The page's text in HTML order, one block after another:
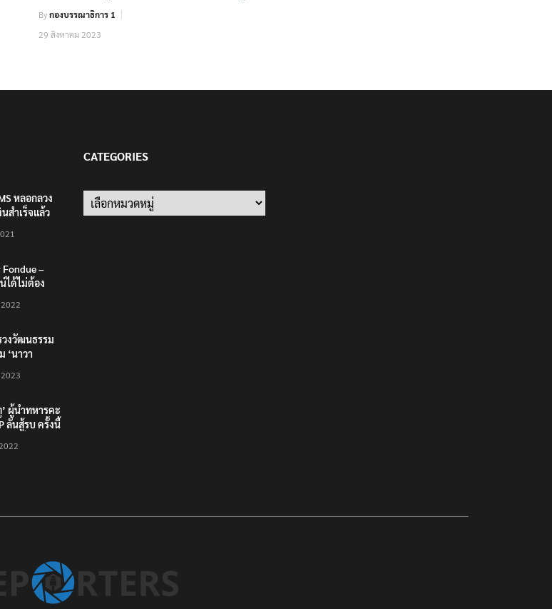
Byกองบรรณาธิการ 1
29 สิงหาคม 2023
หลอกลวง
สำเร็จแล้ว
ท”
–
ได้ไม่ต้อง
แค่ในกรุง
งวัฒนธรรม
‘นาวา
น้ำ
ผู้นำทหารคะ
ลั่นสู้รบ ครั้งนี้
งชนะ
CATEGORIES